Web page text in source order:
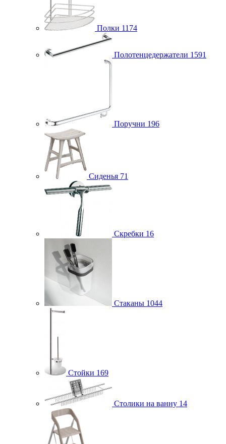
Полки 1174
Полотенцедержатели 1591
Поручни 196
Сиденья 71
Скребки 16
Стаканы 1044
Стойки 169
Столики на ванну 14